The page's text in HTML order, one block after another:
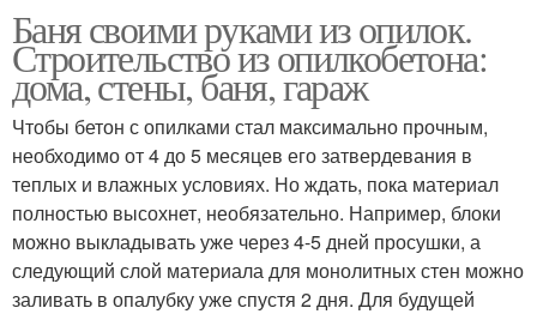
Баня своими руками из опилок.
Строительство из опилкобетона:
дома, стены, баня, гараж
Чтобы бетон с опилками стал максимально прочным,
необходимо от 4 до 5 месяцев его затвердевания в
теплых и влажных условиях. Но ждать, пока материал
полностью высохнет, необязательно. Например, блоки
можно выкладывать уже через 4-5 дней просушки, а
следующий слой материала для монолитных стен можно
заливать в опалубку уже спустя 2 дня. Для будущей